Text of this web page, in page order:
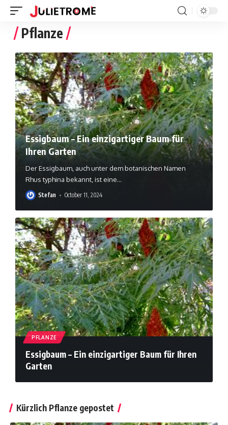
Pflanze
Essigbaum – Ein einzigartiger Baum für
Ihren Garten
Der Essigbaum, auch unter dem botanischen Namen
Rhus typhina bekannt, ist eine…
Stefan October 11, 2024
PFLANZE
Essigbaum – Ein einzigartiger Baum für Ihren
Garten
Kürzlich Pflanze gepostet